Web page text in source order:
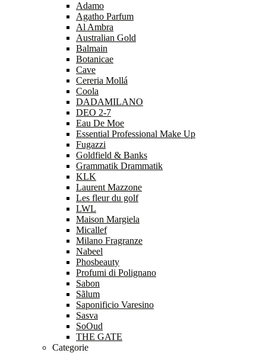
Adamo
Agatho Parfum
Al Ambra
Australian Gold
Balmain
Botanicae
Cave
Cereria Mollá
Coola
DADAMILANO
DEO 2-7
Eau De Moe
Essential Professional Make Up
Fugazzi
Goldfield & Banks
Grammatik Drammatik
KLK
Laurent Mazzone
Les fleur du golf
LWL
Maison Margiela
Micallef
Milano Fragranze
Nabeel
Phosbeauty
Profumi di Polignano
Sabon
Sãlum
Saponificio Varesino
Sasva
SoOud
THE GATE
Categorie